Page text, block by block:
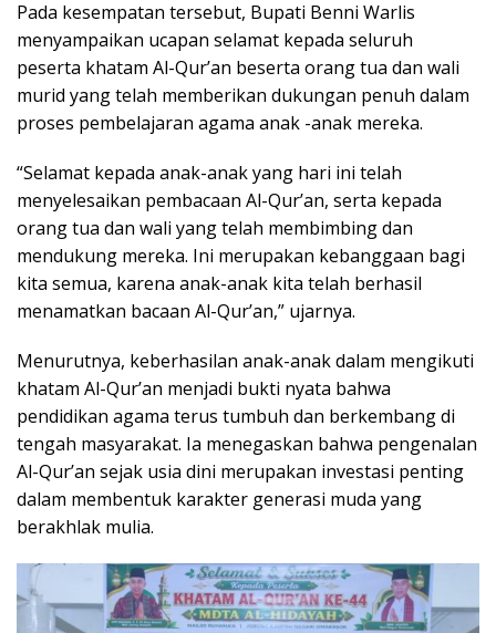
Pada kesempatan tersebut, Bupati Benni Warlis
menyampaikan ucapan selamat kepada seluruh
peserta khatam Al-Qur’an beserta orang tua dan wali
murid yang telah memberikan dukungan penuh dalam
proses pembelajaran agama anak -anak mereka.
“Selamat kepada anak-anak yang hari ini telah
menyelesaikan pembacaan Al-Qur’an, serta kepada
orang tua dan wali yang telah membimbing dan
mendukung mereka. Ini merupakan kebanggaan bagi
kita semua, karena anak-anak kita telah berhasil
menamatkan bacaan Al-Qur’an,” ujarnya.
Menurutnya, keberhasilan anak-anak dalam mengikuti
khatam Al-Qur’an menjadi bukti nyata bahwa
pendidikan agama terus tumbuh dan berkembang di
tengah masyarakat. Ia menegaskan bahwa pengenalan
Al-Qur’an sejak usia dini merupakan investasi penting
dalam membentuk karakter generasi muda yang
berakhlak mulia.